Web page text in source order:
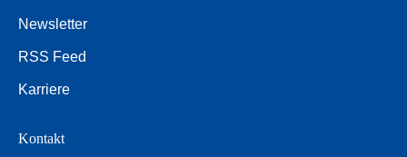
Newsletter
RSS Feed
Karriere
Kontakt